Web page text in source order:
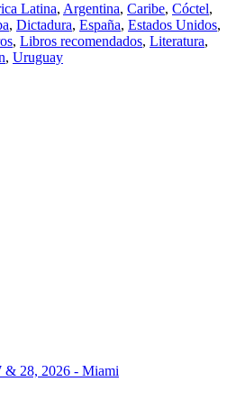
Latina, Argentina, Caribe, Cóctel,
, Dictadura, España, Estados Unidos,
, Libros recomendados, Literatura,
, Uruguay